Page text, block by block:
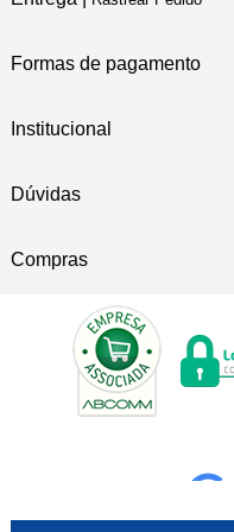
Formas de pagamento
Institucional
Dúvidas
Compras